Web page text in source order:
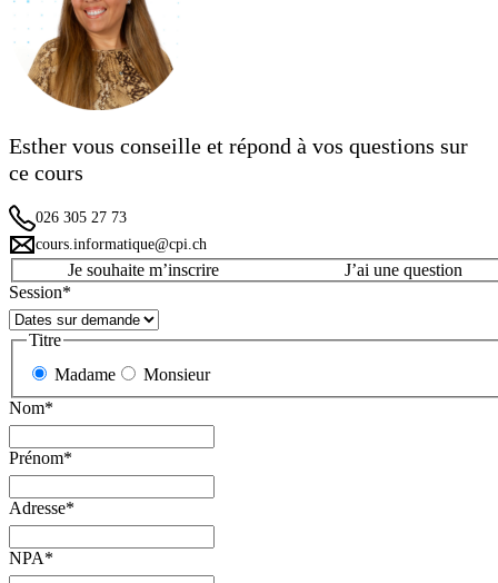
Esther vous conseille et répond à vos questions sur
ce cours
026 305 27 73
cours.informatique@cpi.ch
Je souhaite m’inscrire
J’ai une question
Session*
Titre
Madame
Monsieur
Nom*
Prénom*
Adresse*
NPA*